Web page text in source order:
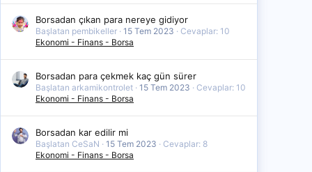
Borsadan çıkan para nereye gidiyor
Başlatan pembikeller 15 Tem 2023
Cevaplar: 10
Ekonomi - Finans - Borsa
Borsadan para çekmek kaç gün sürer
Başlatan arkamikontrolet 15 Tem 2023
Cevaplar: 10
Ekonomi - Finans - Borsa
Borsadan kar edilir mi
Başlatan CeSaN 15 Tem 2023
Cevaplar: 8
Ekonomi - Finans - Borsa